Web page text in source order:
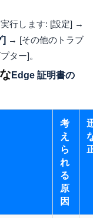
行します: [設定] →
] → [その他のトラブ
ター]。
Edge 証明書の
考
え
ら
れ
る
原
因